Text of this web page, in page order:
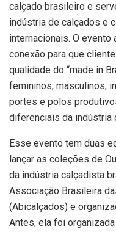
calçado brasileiro e
indústria de calçados e
internacionais. O
conexão para que
qualidade do “made in
femininos, masculinos,
portes e polos
diferenciais da indústria
Esse evento tem duas
lançar as coleções de
da indústria calçadista
Associação Brasileira
(Abicalçados) e
Antes, ela foi